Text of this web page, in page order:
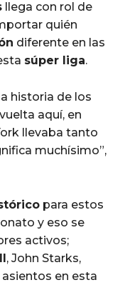
llega con rol de
quién
diferente en las
súper liga.
historia de los
aquí, en
llevaba tanto
muchísimo”,
para estos
y eso se
activos;
, John Starks,
en esta